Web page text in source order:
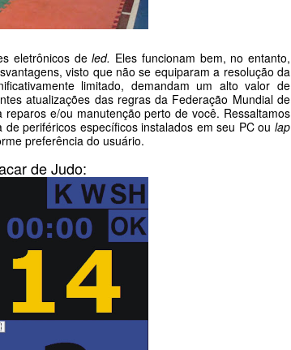
eletrônicos deled. Eles funcionam bem, no entanto,
visto que não se equiparam a resolução da
limitado, demandam um alto valor de
atualizações das regras da Federação Mundial de
e/ou manutenção perto de você. Ressaltamos
de periféricos específicos instalados em seu PC oulap
preferência do usuário.
de Judo: